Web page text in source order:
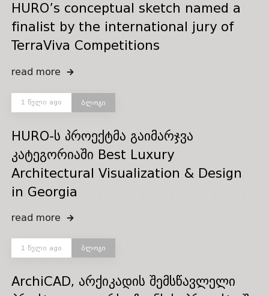
HURO’s conceptual sketch named a
finalist by the international jury of
TerraViva Competitions
read more
1 წელი ago ბლოგი
HURO-ს პროექტმა გაიმარჯვა
კატეგორიაში Best Luxury
Architectural Visualization & Design
in Georgia
read more
1 წელი ago ბლოგი
ArchiCAD, არქიკადის შემსწავლელი